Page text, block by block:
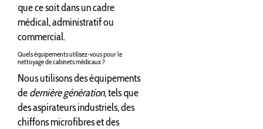
que ce soit dans un cadre
médical, administratif ou
commercial.
Quels équipements utilisez-vous pour le
nettoyage de cabinets médicaux ?
Nous utilisons des équipements
dedernière génération, tels que
des aspirateurs industriels, des
chiffons microfibres et des